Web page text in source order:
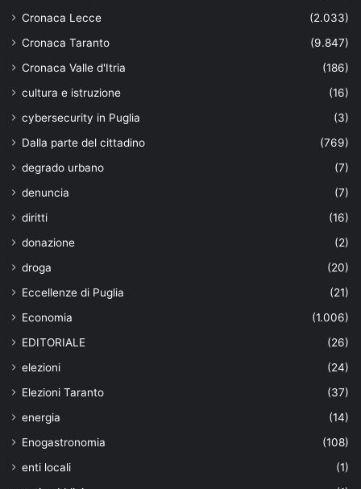
Cronaca Lecce
(2.033)
Cronaca Taranto
(9.847)
Cronaca Valle d'Itria
(186)
cultura e istruzione
(16)
cybersecurity in Puglia
(3)
Dalla parte del cittadino
(769)
degrado urbano
(7)
denuncia
(7)
diritti
(16)
donazione
(2)
droga
(20)
Eccellenze di Puglia
(21)
Economia
(1.006)
EDITORIALE
(26)
elezioni
(24)
Elezioni Taranto
(37)
energia
(14)
Enogastronomia
(108)
enti locali
(1)